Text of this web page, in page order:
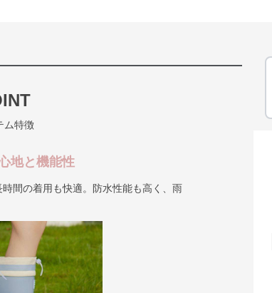
ム特徴
地と機能性
間の着用も快適。防水性能も高く、雨